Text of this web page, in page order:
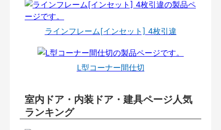
ラインフレーム[インセット] 4枚引違
L型コーナー間仕切
室内ドア・内装ドア・建具ページ人気
ランキング